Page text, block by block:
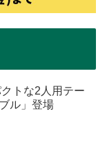
トな2人用テー
ル」登場